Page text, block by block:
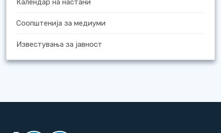
Календар на настани
Соопштенија за медиуми
Известувања за јавност